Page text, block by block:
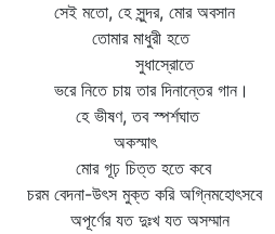
সেই মতো, হে সুন্দর, মোর অবসান
তোমার মাধুরী হতে
সুধাস্রোতে
ভরে নিতে চায় তার দিনান্তের গান।
হে ভীষণ, তব স্পর্শঘাত
অকস্মাৎ
মোর গূঢ় চিত্ত হতে কবে
চরম বেদনা-উৎস মুক্ত করি অগ্নিমহোৎসবে
অপূর্ণের যত দুঃখ যত অসম্মান